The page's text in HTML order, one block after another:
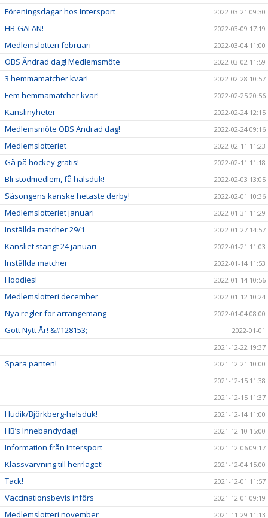
Föreningsdagar hos Intersport 2022-03-21 09:30
HB-GALAN! 2022-03-09 17:19
Medlemslotteri februari 2022-03-04 11:00
OBS Ändrad dag! Medlemsmöte 2022-03-02 11:59
3 hemmamatcher kvar! 2022-02-28 10:57
Fem hemmamatcher kvar! 2022-02-25 20:56
Kanslinyheter 2022-02-24 12:15
Medlemsmöte OBS Ändrad dag! 2022-02-24 09:16
Medlemslotteriet 2022-02-11 11:23
Gå på hockey gratis! 2022-02-11 11:18
Bli stödmedlem, få halsduk! 2022-02-03 13:05
Säsongens kanske hetaste derby! 2022-02-01 10:36
Medlemslotteriet januari 2022-01-31 11:29
Inställda matcher 29/1 2022-01-27 14:57
Kansliet stängt 24 januari 2022-01-21 11:03
Inställda matcher 2022-01-14 11:53
Hoodies! 2022-01-14 10:56
Medlemslotteri december 2022-01-12 10:24
Nya regler för arrangemang 2022-01-04 08:00
Gott Nytt År! &#128153;
2022-01-01
2021-12-22 19:37
Spara panten!
2021-12-21 10:00
2021-12-15 11:38
2021-12-15 11:37
Hudik/Björkberg-halsduk! 2021-12-14 11:00
HB’s Innebandydag! 2021-12-10 15:00
Information från Intersport 2021-12-06 09:17
Klassvärvning till herrlaget! 2021-12-04 15:00
Tack! 2021-12-01 11:57
Vaccinationsbevis införs 2021-12-01 09:19
Medlemslotteri november 2021-11-29 11:13